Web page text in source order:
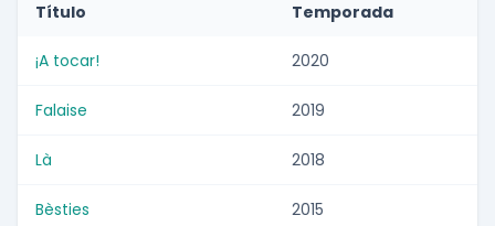
Título Temporada
¡A tocar! 2020
Falaise 2019
Là 2018
Bèsties 2015